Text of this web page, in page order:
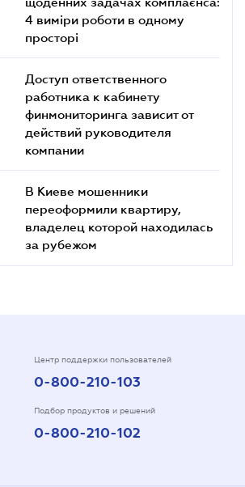
4 виміри роботи в одному
просторі
Доступ ответственного
работника к кабинету
финмониторинга зависит от
действий руководителя
компании
В Киеве мошенники
переоформили квартиру,
владелец которой находилась
за рубежом
Центр поддержки пользователей
0-800-210-103
Подбор продуктов и решений
0-800-210-102